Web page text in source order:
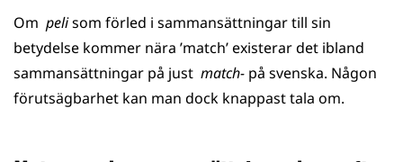
Om pelisom förled i sammansättningar till sin
betydelse kommer nära ’match’ existerar det ibland
sammansättningar på just match- på svenska. Någon
förutsägbarhet kan man dock knappast tala om.